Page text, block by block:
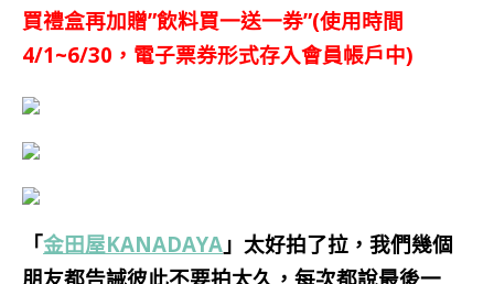
買禮盒再加贈”飲料買一送一券”(使用時間
4/1~6/30，電子票券形式存入會員帳戶中)
「金田屋KANADAYA 」太好拍了拉，我們幾個
朋友都告誡彼此不要拍太久，每次都說最後一